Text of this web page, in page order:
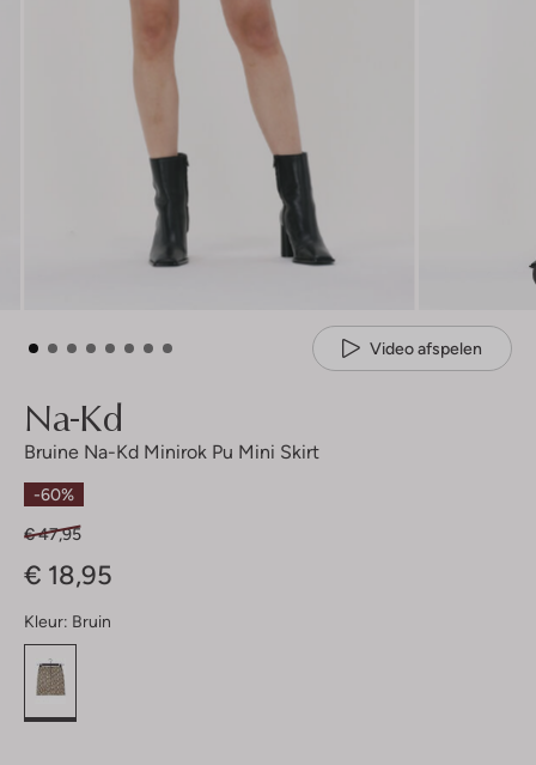
Video afspelen
Na-Kd
Bruine Na-Kd Minirok Pu Mini Skirt
-60%
€ 47,95
€ 18,95
Kleur: Bruin